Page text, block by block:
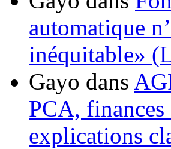
automatique
inéquitable»
Gayo dans
PCA, finances
explications